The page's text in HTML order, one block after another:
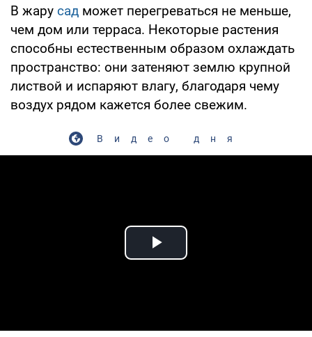
В жару сад может перегреваться не меньше,
чем дом или терраса. Некоторые растения
способны естественным образом охлаждать
пространство: они затеняют землю крупной
листвой и испаряют влагу, благодаря чему
воздух рядом кажется более свежим.
Видео дня
Play Video